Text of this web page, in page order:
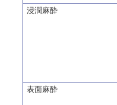
浸潤麻酔
表面麻酔